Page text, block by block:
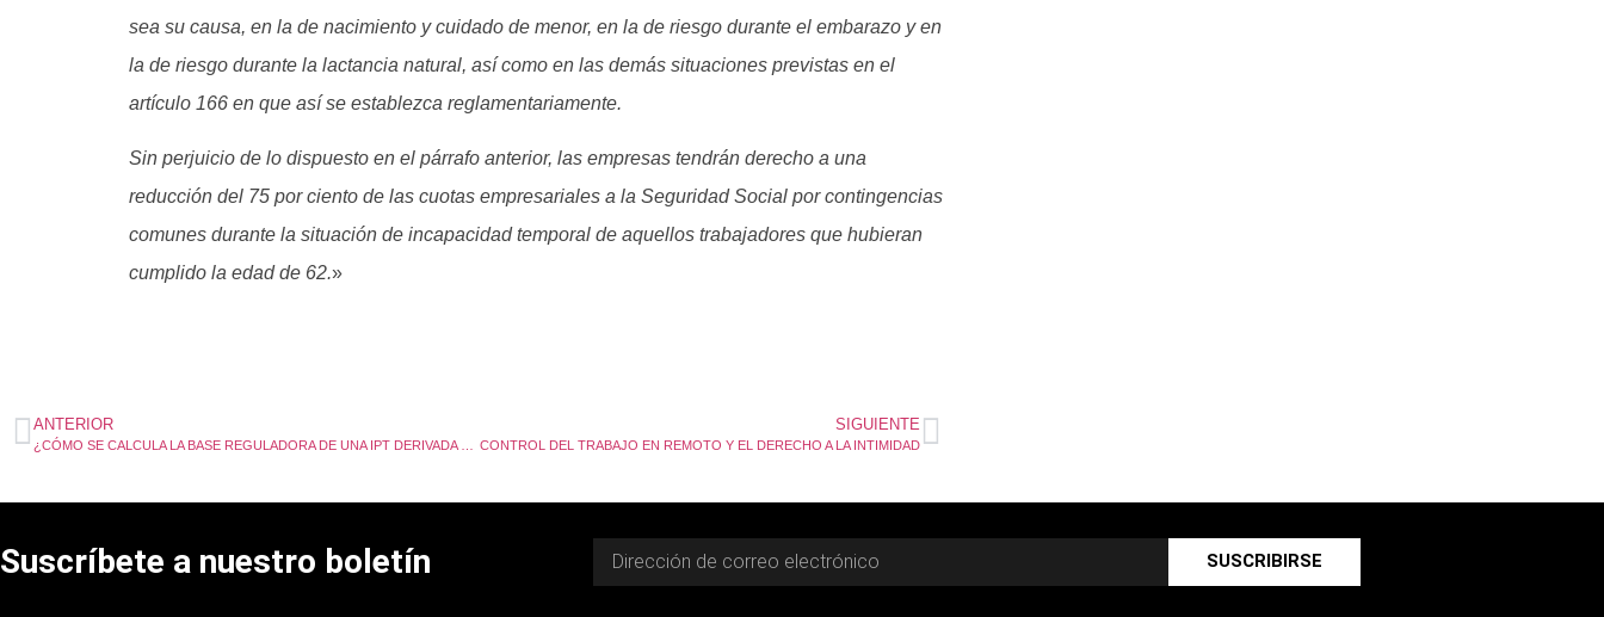
sea su causa, en la de nacimiento y cuidado de menor, en la de riesgo durante el embarazo y en
la de riesgo durante la lactancia natural, así como en las demás situaciones previstas en el
artículo 166 en que así se establezca reglamentariamente.
Sin perjuicio de lo dispuesto en el párrafo anterior, las empresas tendrán derecho a una
reducción del 75 por ciento de las cuotas empresariales a la Seguridad Social por contingencias
comunes durante la situación de incapacidad temporal de aquellos trabajadores que hubieran
cumplido la edad de 62.»
ANTERIOR SIGUIENTE
CONTROL DEL TRABAJO EN REMOTO Y EL DERECHO A LA INTIMIDAD
Suscríbete a nuestro boletín SUSCRIBIRSE